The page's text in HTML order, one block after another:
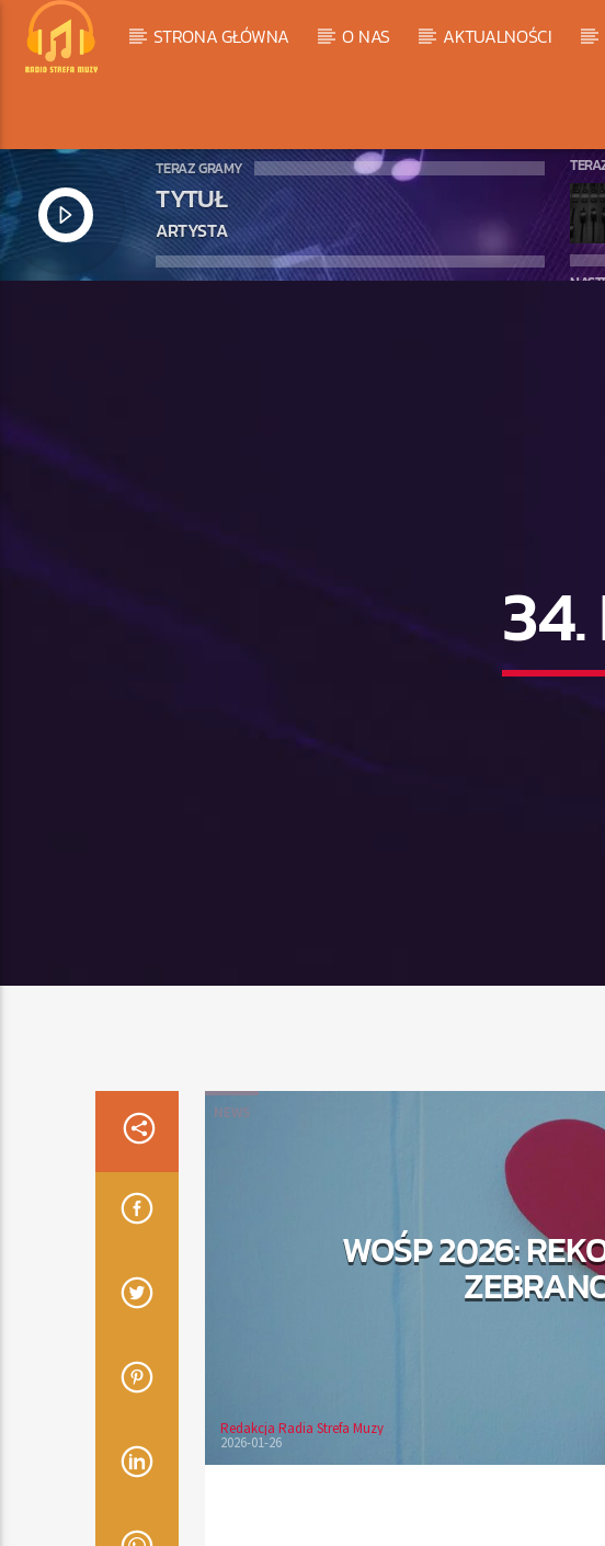
STRONA GŁÓWNA O NAS AKTUALNOŚCI
TERAZ GRAMY
TYTUŁ
ARTYSTA
NEWS
WOŚP 2026:
Redakcja Radia Strefa Muzy
2026-01-26